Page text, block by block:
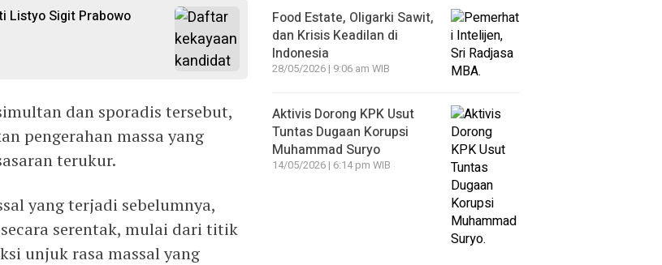
Listyo Sigit Prabowo
dan sporadis tersebut,
pengerahan massa yang
terukur.
yang terjadi sebelumnya,
serentak, mulai dari titik
unjuk rasa massal yang
Food Estate, Oligarki Sawit,
dan Krisis Keadilan di
Indonesia
28/05/2026 | 9:06 am WIB
Aktivis Dorong KPK Usut
Tuntas Dugaan Korupsi
Muhammad Suryo
14/05/2026 | 6:14 pm WIB